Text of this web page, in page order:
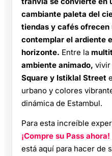
cambiante paleta del
tiendas y cafés ofrecen
contemplar el ardiente
horizonte. Entre la
ambiente animado, vivir
Square y Istiklal Street
urbano y colores
dinámica de Estambul.
Para esta increíble
¡Compre su Pass ahora!
está aquí para hacer de